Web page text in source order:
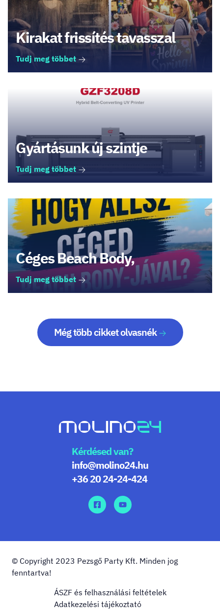
Kirakat frissítés tavasszal
Tudj meg többet
Gyártásunk új szintje
Tudj meg többet
Céges Beach Body,
Tudj meg többet
Még több cikket olvasnék
Kérdésed van?
info@molino24.hu
+36 20 24-24-424
© Copyright 2023 Pezsgő Party Kft. Minden jog
fenntartva!
ÁSZF és felhasználási feltételek
Adatkezelési tájékoztató